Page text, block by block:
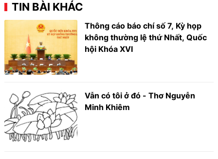
TIN BÀI KHÁC
Thông cáo báo chí số 7, Kỳ họp
không thường lệ thứ Nhất, Quốc
hội Khóa XVI
Vẫn có tôi ở đó - Thơ Nguyễn
Minh Khiêm